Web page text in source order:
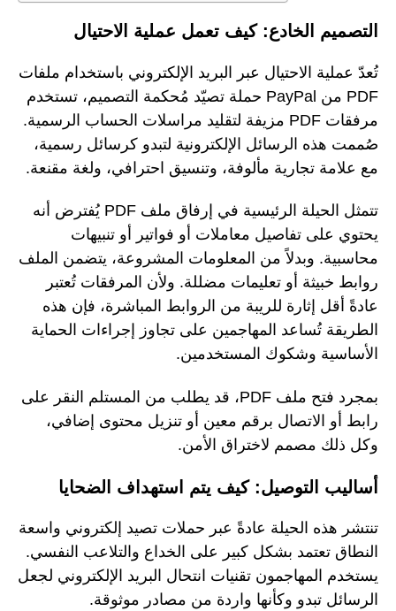
التصميم الخادع: كيف تعمل عملية الاحتيال
تُعدّ عملية الاحتيال عبر البريد الإلكتروني باستخدام ملفات
PDF من PayPal حملة تصيّد مُحكمة التصميم، تستخدم
مرفقات PDF مزيفة لتقليد مراسلات الحساب الرسمية.
صُممت هذه الرسائل الإلكترونية لتبدو كرسائل رسمية،
مع علامة تجارية مألوفة، وتنسيق احترافي، ولغة مقنعة.
تتمثل الحيلة الرئيسية في إرفاق ملف PDF يُفترض أنه
يحتوي على تفاصيل معاملات أو فواتير أو تنبيهات
محاسبية. وبدلاً من المعلومات المشروعة، يتضمن الملف
روابط خبيثة أو تعليمات مضللة. ولأن المرفقات تُعتبر
عادةً أقل إثارة للريبة من الروابط المباشرة، فإن هذه
الطريقة تُساعد المهاجمين على تجاوز إجراءات الحماية
الأساسية وشكوك المستخدمين.
بمجرد فتح ملف PDF، قد يطلب من المستلم النقر على
رابط أو الاتصال برقم معين أو تنزيل محتوى إضافي،
وكل ذلك مصمم لاختراق الأمن.
أساليب التوصيل: كيف يتم استهداف الضحايا
تنتشر هذه الحيلة عادةً عبر حملات تصيد إلكتروني واسعة
النطاق تعتمد بشكل كبير على الخداع والتلاعب النفسي.
يستخدم المهاجمون تقنيات انتحال البريد الإلكتروني لجعل
الرسائل تبدو وكأنها واردة من مصادر موثوقة.